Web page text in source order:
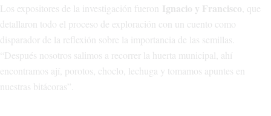
Los expositores de la investigación fueron Ignacio y Francisco , que
detallaron todo el proceso de exploración con un cuento como
disparador de la reflexión sobre la importancia de las semillas.
“Después nosotros salimos a recorrer la huerta municipal, ahí
encontramos ají, porotos, choclo, lechuga y tomamos apuntes en
nuestras bitácoras”.